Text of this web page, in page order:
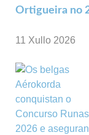
Ortigueira no
11 Xullo 2026